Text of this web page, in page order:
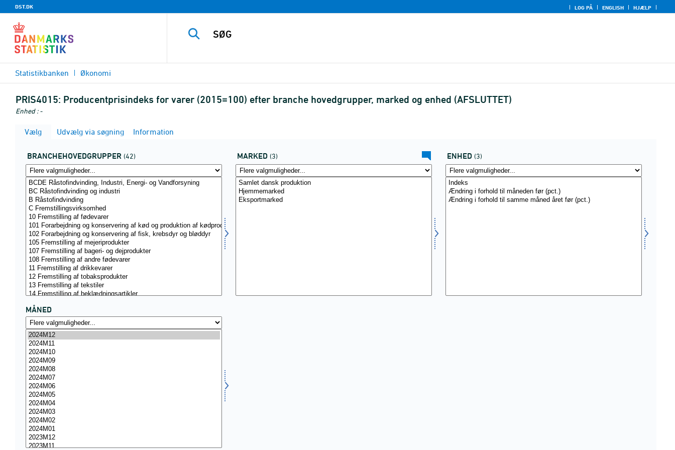
DST.DK LOG PÅ ENGLISH HJÆLP
Statistikbanken Økonomi
PRIS4015: Producentprisindeks for varer (2015=100) efter branche hovedgrupper, marked og enhed (AFSLUTTET)
Enhed : -
Vælg Udvælg via søgning Information
BRANCHEHOVEDGRUPPER (42) MARKED (3) ENHED (3)
MÅNED